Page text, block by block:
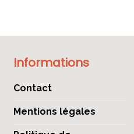
Informations
Contact
Mentions légales